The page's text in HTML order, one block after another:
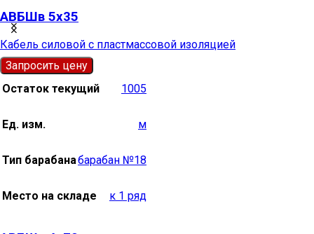
АВБШв 5х35
Кабель силовой с пластмассовой изоляцией
Запросить цену
Остаток текущий
1005
Ед. изм. м
Тип барабанабарабан №18
Место на складе к 1 ряд